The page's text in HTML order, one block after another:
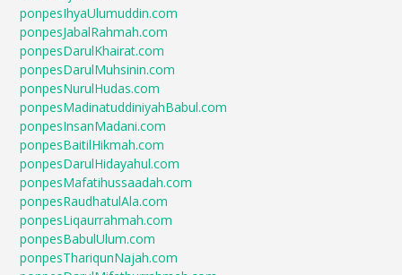
ponpesIhyaUlumuddin.com
ponpesJabalRahmah.com
ponpesDarulKhairat.com
ponpesDarulMuhsinin.com
ponpesNurulHudas.com
ponpesMadinatuddiniyahBabul.com
ponpesInsanMadani.com
ponpesBaitilHikmah.com
ponpesDarulHidayahul.com
ponpesMafatihussaadah.com
ponpesRaudhatulAla.com
ponpesLiqaurrahmah.com
ponpesBabulUlum.com
ponpesThariqunNajah.com